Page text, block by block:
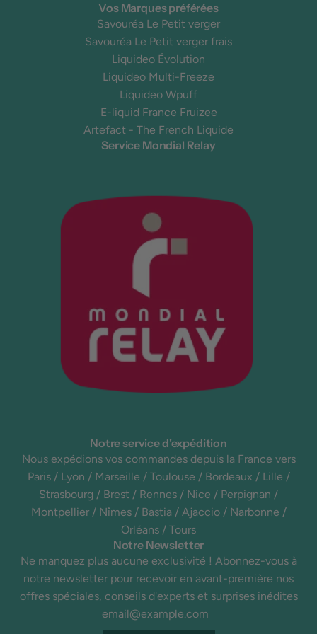
Vos Marques préférées
Savouréa Le Petit verger
Savouréa Le Petit verger frais
Liquideo Évolution
Liquideo Multi-Freeze
Liquideo Wpuff
E-liquid France Fruizee
Artefact - The French Liquide
Service Mondial Relay
Notre service d'expédition
Nous expédions vos commandes depuis la France vers
Paris / Lyon / Marseille / Toulouse / Bordeaux / Lille /
Strasbourg / Brest / Rennes / Nice / Perpignan /
Montpellier / Nîmes / Bastia / Ajaccio / Narbonne /
Orléans / Tours
Notre Newsletter
Ne manquez plus aucune exclusivité ! Abonnez-vous à
notre newsletter pour recevoir en avant-première nos
offres spéciales, conseils d'experts et surprises inédites